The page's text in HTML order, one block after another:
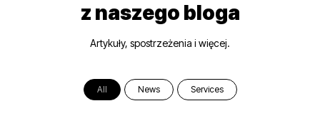
z naszego bloga
Artykuły, spostrzeżenia i więcej.
All News Services